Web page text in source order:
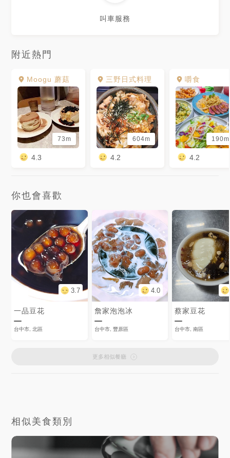
叫車服務
附近熱門
Moogu 蘑菇
73m
4.3
三野日式料理
604m
4.2
嚼食
190m
4.2
你也會喜歡
3.7
一品豆花
台中市, 北區
4.0
詹家泡泡冰
台中市, 豐原區
蔡家豆花
台中市, 南區
更多相似餐廳
相似美食類別